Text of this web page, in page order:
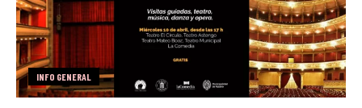
INFO GENERAL